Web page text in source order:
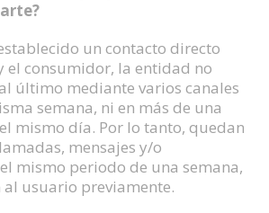
un contacto directo
el consumidor, la entidad no
último mediante varios canales
semana, ni en más de una
mismo día. Por lo tanto, quedan
mensajes y/o
mismo periodo de una semana,
usuario previamente.